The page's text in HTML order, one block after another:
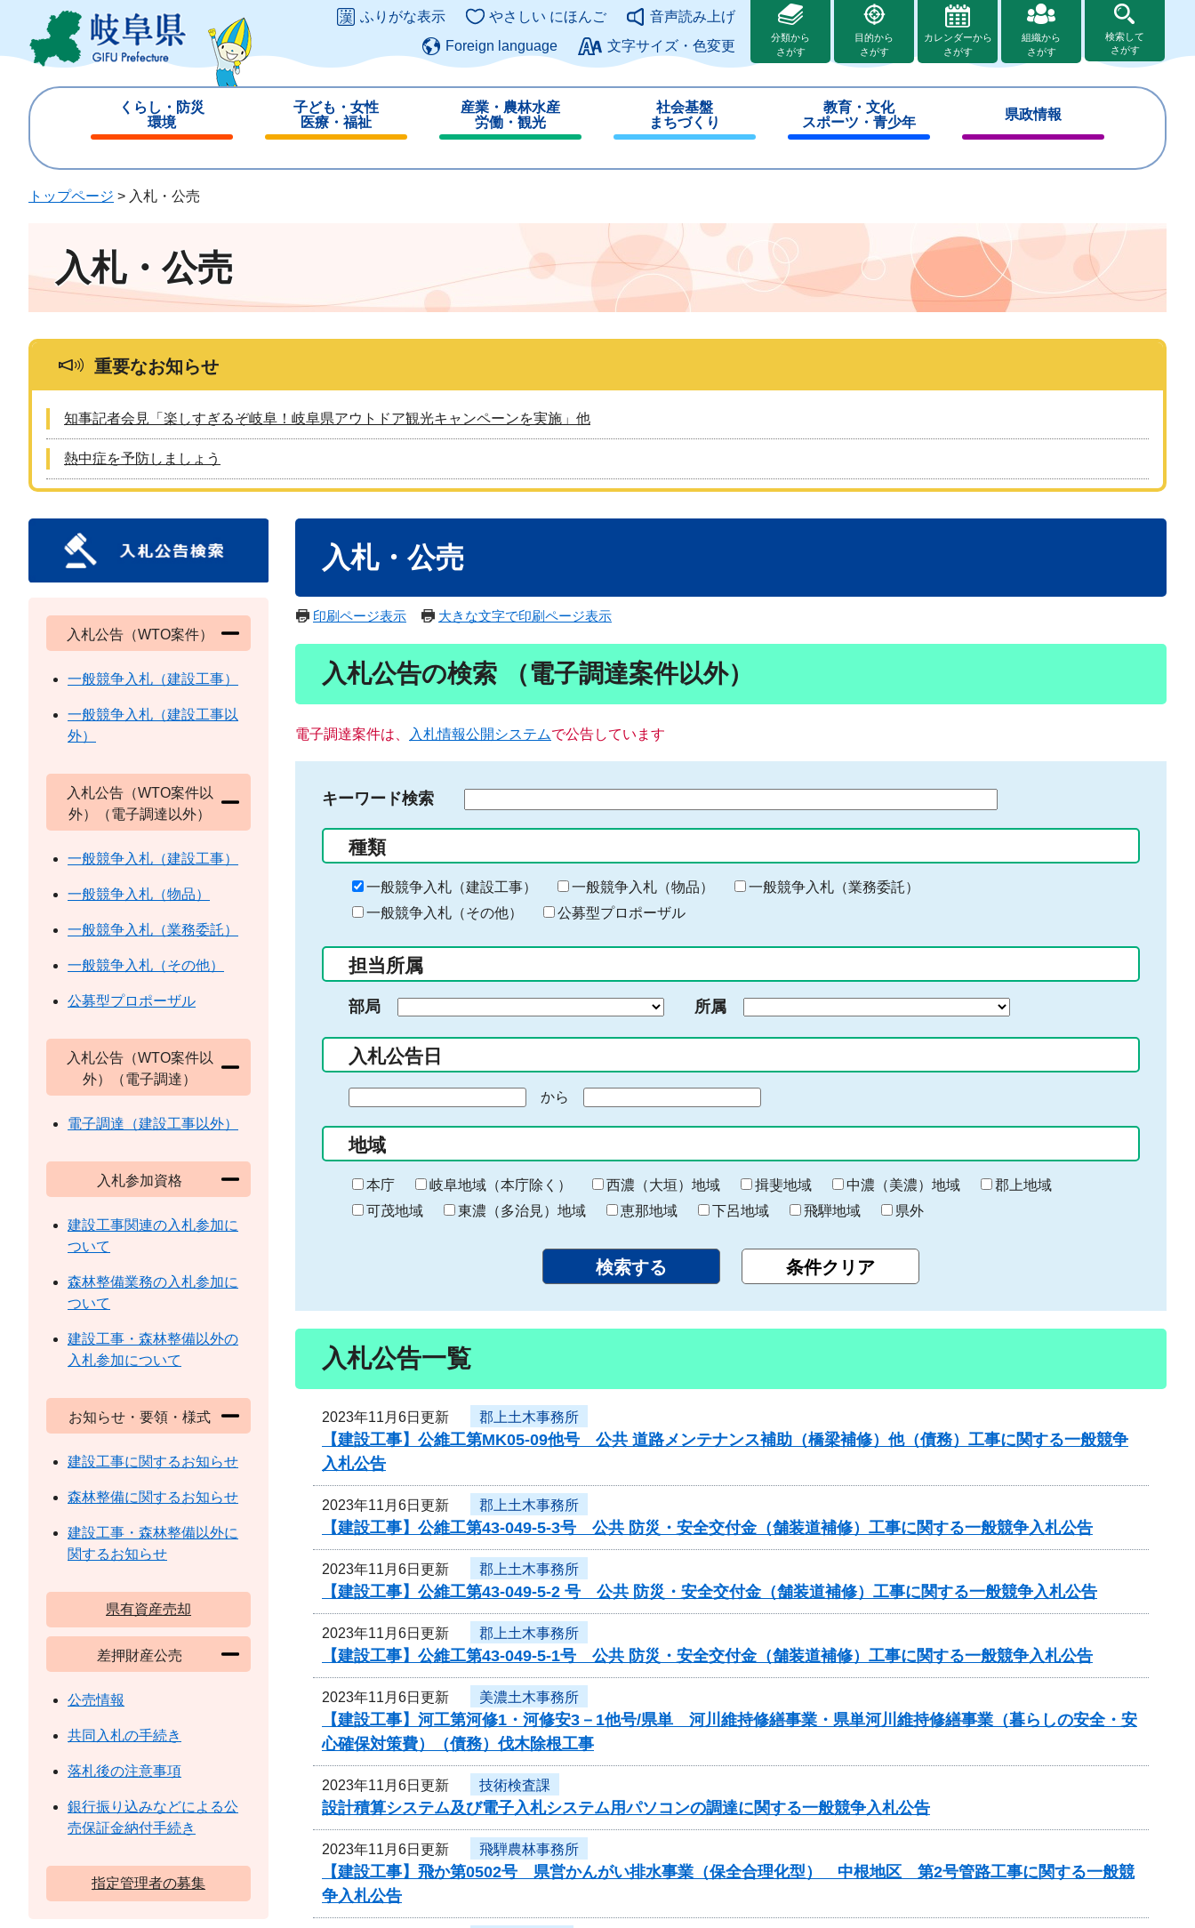
ジ
ュ
このページの本文へ
ふりがな表示 やさしい にほんご
音声読み上げ
Foreign language
文字サイズ・色変更
分類から
さがす
目的から
さがす
カレンダーから
さがす
組織から
さがす
検索して
さがす
くらし・防災
環境
じ
子ども・女性
医療・福祉
じ
産業・農林水産
労働・観光
じ
社会基盤
まちづくり
じ
教育・文化
スポーツ・青少年
じ
県政情報
じ
トップページ > 入札・公売
入札・公売
重要なお知らせ
知事記者会見「楽しすぎるぞ岐阜！岐阜県アウトドア観光キャンペーンを実施」他
熱中症を予防しましょう
入札・公売
印刷ページ表示 大きな文字で印刷ページ表示
入札公告の検索 （電子調達案件以外）
電子調達案件は、 入札情報公開システムで公告しています
キーワード検索
る
キ
ー
ー
入
力
種類
一般競争入札（建設工事） 一般競争入札（物品）
一般競争入札（業務委託）
一般競争入札（その他）
公募型プロポーザル
担当所属
部局 所属
入札公告日
の
始
ま
り
から
終
わ
り
地域
本庁 岐阜地域（本庁除く） 西濃（大垣）地域 揖斐地域 中濃（美濃）地域
郡上地域
可茂地域
東濃（多治見）地域 恵那地域 下呂地域 飛騨地域 県外
入札公告一覧
2023年11月6日更新 郡上土木事務所
【建設工事】公維工第MK05-09他号 公共 道路メンテナンス補助（橋梁補修）他（債務）工事に関する一般競争
入札公告
2023年11月6日更新 郡上土木事務所
【建設工事】公維工第43-049-5-3号 公共 防災・安全交付金（舗装道補修）工事に関する一般競争入札公告
2023年11月6日更新 郡上土木事務所
【建設工事】公維工第43-049-5-2 号 公共 防災・安全交付金（舗装道補修）工事に関する一般競争入札公告
2023年11月6日更新 郡上土木事務所
【建設工事】公維工第43-049-5-1号 公共 防災・安全交付金（舗装道補修）工事に関する一般競争入札公告
2023年11月6日更新 美濃土木事務所
【建設工事】河工第河修1・河修安3－1他号/県単 河川維持修繕事業・県単河川維持修繕事業（暮らしの安全・安
心確保対策費）（債務）伐木除根工事
2023年11月6日更新 技術検査課
設計積算システム及び電子入札システム用パソコンの調達に関する一般競争入札公告
2023年11月6日更新 飛騨農林事務所
【建設工事】飛か第0502号 県営かんがい排水事業（保全合理化型） 中根地区 第2号管路工事に関する一般競
争入札公告
入札公告（WTO案件）
一般競争入札（建設工事）
一般競争入札（建設工事以
外）
入札公告（WTO案件以
外）（電子調達以外）
一般競争入札（建設工事）
一般競争入札（物品）
一般競争入札（業務委託）
一般競争入札（その他）
公募型プロポーザル
入札公告（WTO案件以
外）（電子調達）
電子調達（建設工事以外）
入札参加資格
建設工事関連の入札参加に
ついて
森林整備業務の入札参加に
ついて
建設工事・森林整備以外の
入札参加について
お知らせ・要領・様式
建設工事に関するお知らせ
森林整備に関するお知らせ
建設工事・森林整備以外に
関するお知らせ
県有資産売却
差押財産公売
公売情報
共同入札の手続き
落札後の注意事項
銀行振り込みなどによる公
売保証金納付手続き
指定管理者の募集